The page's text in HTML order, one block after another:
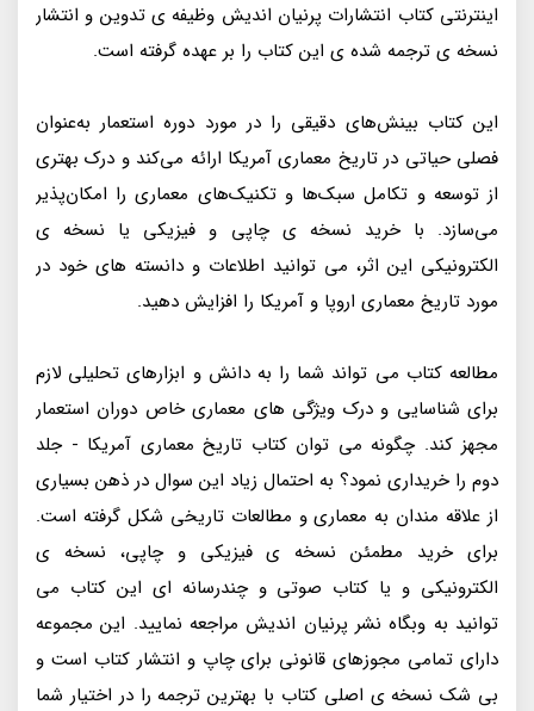
اینترنتی کتاب انتشارات پرنیان اندیش وظیفه ی تدوین و انتشار
نسخه ی ترجمه شده ی این کتاب را بر عهده گرفته است.
این کتاب بینش‌های دقیقی را در مورد دوره استعمار به‌عنوان
فصلی حیاتی در تاریخ معماری آمریکا ارائه می‌کند و درک بهتری
از توسعه و تکامل سبک‌ها و تکنیک‌های معماری را امکان‌پذیر
می‌سازد. با خرید نسخه ی چاپی و فیزیکی یا نسخه ی
الکترونیکی این اثر، می توانید اطلاعات و دانسته های خود در
مورد تاریخ معماری اروپا و آمریکا را افزایش دهید.
مطالعه کتاب می تواند شما را به دانش و ابزارهای تحلیلی لازم
برای شناسایی و درک ویژگی های معماری خاص دوران استعمار
مجهز کند. چگونه می توان کتاب تاریخ معماری آمریکا - جلد
دوم را خریداری نمود؟ به احتمال زیاد این سوال در ذهن بسیاری
از علاقه مندان به معماری و مطالعات تاریخی شکل گرفته است.
برای خرید مطمئن نسخه ی فیزیکی و چاپی، نسخه ی
الکترونیکی و یا کتاب صوتی و چندرسانه ای این کتاب می
توانید به وبگاه نشر پرنیان اندیش مراجعه نمایید. این مجموعه
دارای تمامی مجوزهای قانونی برای چاپ و انتشار کتاب است و
بی شک نسخه ی اصلی کتاب با بهترین ترجمه را در اختیار شما